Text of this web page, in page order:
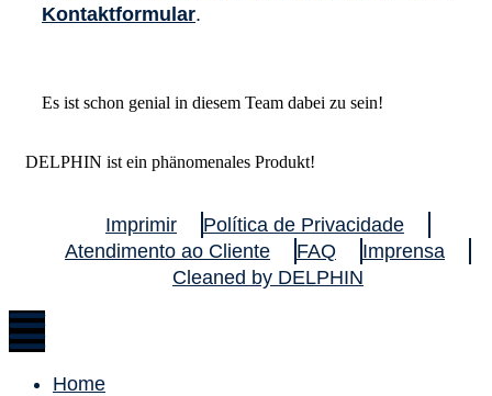
Kontaktformular.
Es ist schon genial in diesem Team dabei zu sein!
DELPHIN ist ein phänomenales Produkt!
Imprimir
Política de Privacidade
Atendimento ao Cliente
FAQ
Imprensa
Cleaned by DELPHIN
Home